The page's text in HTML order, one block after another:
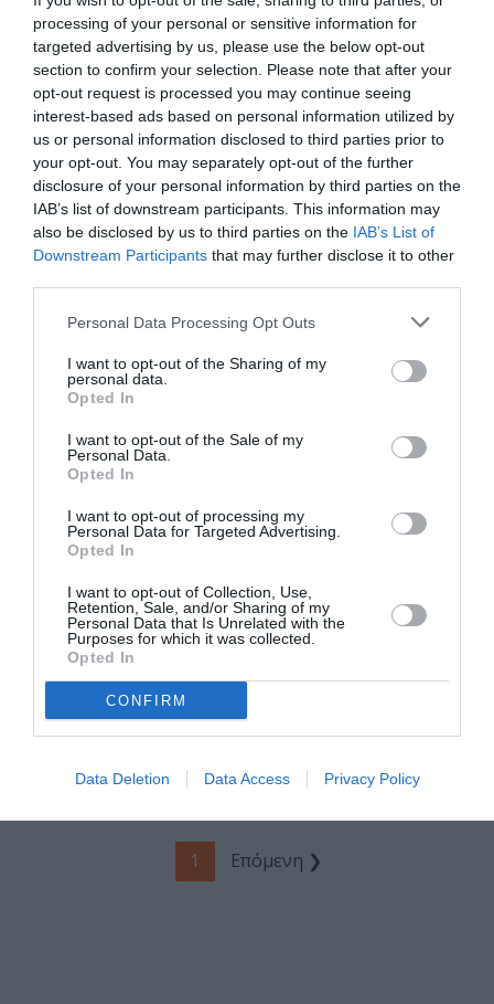
processing of your personal or sensitive information for
targeted advertising by us, please use the below opt-out
section to confirm your selection. Please note that after your
opt-out request is processed you may continue seeing
interest-based ads based on personal information utilized by
us or personal information disclosed to third parties prior to
your opt-out. You may separately opt-out of the further
disclosure of your personal information by third parties on the
IAB’s list of downstream participants. This information may
also be disclosed by us to third parties on the IAB’s List of
Downstream Participants that may further disclose it to other
Personal Data Processing Opt Outs
I want to opt-out of the Sharing of my
personal data.
Opted In
I want to opt-out of the Sale of my
Personal Data.
Opted In
I want to opt-out of processing my
Personal Data for Targeted Advertising.
Opted In
I want to opt-out of Collection, Use,
Retention, Sale, and/or Sharing of my
Personal Data that Is Unrelated with the
Purposes for which it was collected.
Opted In
CONFIRM
Data Deletion Data Access Privacy Policy
ΒΙΒΛΙΟ / REVIEWS
Σήμα Κινδύνου –
Αντώνης
Σαμαράκης:
Κριτική βιβλίου
ΒΙΒΛΙΟ / ΝΕΑ
Εν ονόματι –
Αντώνης
Σαμαράκης
ΒΙΒΛΙΟ / REVIEWS
Εν ονόματι –
Αντώνης
Κριτική βιβλίου
Δ' Λογοτεχνικός
Σαμαράκης».
Ανθολογία
Συλλογικό
ΘΕΑΤΡΟ - ΧΟΡΟΣ / ΝΕΑ
Μάθημα
Ανατομίας κλπ,
του Αντώνη
for Circus στη
ΒΙΒΛΙΟ / REVIEWS
Book Review:
1 Επόμενη ❯